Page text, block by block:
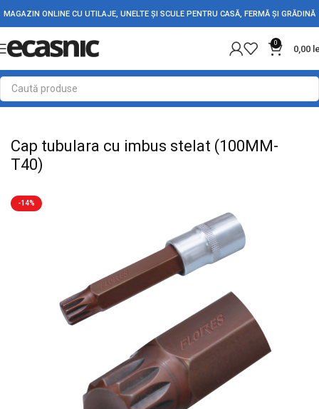
MAGAZIN ONLINE CU UTILAJE, UNELTE ȘI SCULE PENTRU CASĂ, FERMĂ ȘI GRĂDINĂ
0
0,00
Prima pagină Scule - Unelte Chei, capete tubulare si truse
Cap tubulara cu imbus stelat (100MM-
T40)
-14%